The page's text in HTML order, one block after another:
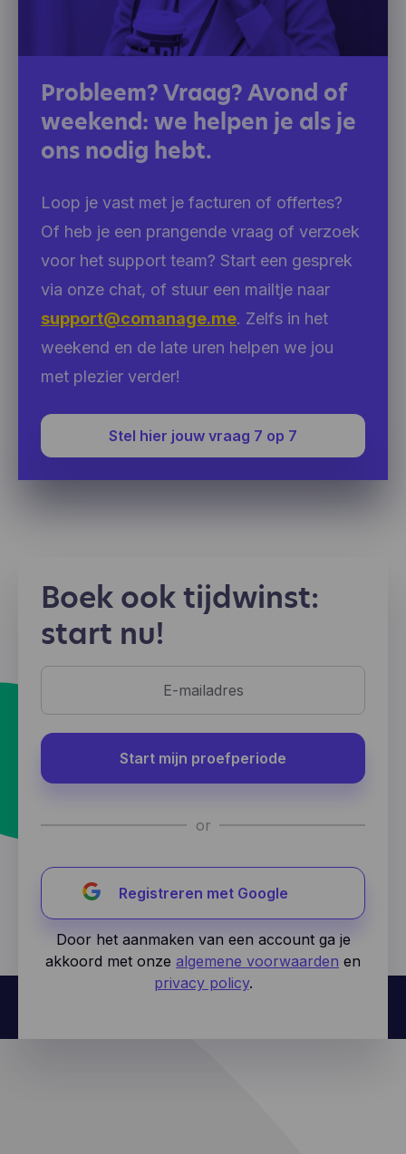
Probleem? Vraag? Avond of
weekend: we helpen je als je
ons nodig hebt.
Loop je vast met je facturen of offertes?
Of heb je een prangende vraag of verzoek
voor het support team? Start een gesprek
via onze chat, of stuur een mailtje naar
support@comanage.me. Zelfs in het
weekend en de late uren helpen we jou
met plezier verder!
Stel hier jouw vraag 7 op 7
Boek ook tijdwinst:
start nu!
Start mijn proefperiode
or
Registreren met Google
Door het aanmaken van een account ga je
akkoord met onze algemene voorwaarden en
privacy policy.